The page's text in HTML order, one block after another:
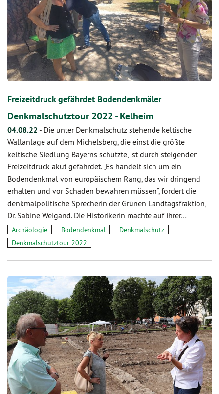
Freizeitdruck gefährdet Bodendenkmäler
Denkmalschutztour 2022 - Kelheim
04.08.22 - Die unter Denkmalschutz stehende keltische
Wallanlage auf dem Michelsberg, die einst die größte
keltische Siedlung Bayerns schützte, ist durch steigenden
Freizeitdruck akut gefährdet. „Es handelt sich um ein
Bodendenkmal von europäischem Rang, das wir dringend
erhalten und vor Schaden bewahren müssen“, fordert die
denkmalpolitische Sprecherin der Grünen Landtagsfraktion,
Dr. Sabine Weigand. Die Historikerin machte auf ihrer…
Archäologie Bodendenkmal
Denkmalschutz
Denkmalschutztour 2022